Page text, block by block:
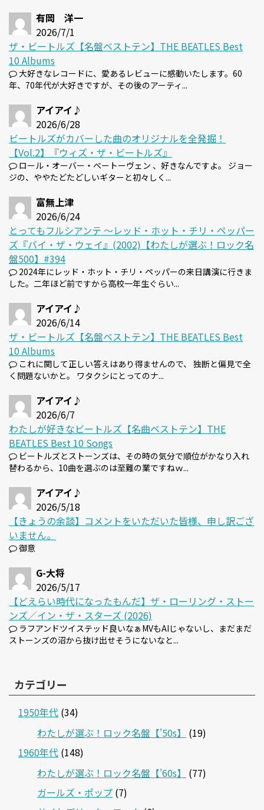
有岡 洋一
2026/7/1
ザ・ビートルズ【名盤ベストテン】THE BEATLES Best
10 Albums
大好きなレコードに、愛あるレビューに感動いたします。60
年、70年代が大好きですが、その後のアーティ...
アイアイ♪
2026/6/28
ビートルズがカバーした曲のオリジナルを全発掘！
【Vol.2】『ウィズ・ザ・ビートルズ』
ロール・オーバー・ベートーヴェン 、好きなんですよ。 ジョー
ジの、ややたどたどしいギターと初々しく...
富無上津
2026/6/24
とってもフルシアンテ 〜レッド・ホット・チリ・ペッパー
ズ『バイ・ザ・ウェイ』(2002)【わたしが選ぶ！ロック名
盤500】#394
2024年にレッド・ホット・チリ・ペッパーの来日講演に行きま
した。二年ほど前ですから高校一年生ぐらい...
アイアイ♪
2026/6/14
ザ・ビートルズ【名盤ベストテン】THE BEATLES Best
10 Albums
これに関して正しい答えはあり得ませんので、 独断と偏見で全
く問題ないかと。 ワタクシにとってのナ...
アイアイ♪
2026/6/7
わたしが好きなビートルズ【名曲ベストテン】THE
BEATLES Best 10 Songs
ビートルズとストーンズは、その時の気分で順位がかなり入れ
替わるから、10曲を選ぶのは至難の業ですねｗ...
アイアイ♪
2026/5/18
【きょうの余談】コメントをいただいた皆様、申し訳ござ
いません。
御意
G-大将
2026/5/17
【どえらい時代になったもんだ】ザ・ローリング・ストー
ンズ／イン・ザ・スターズ (2026)
ラフアンドツイステッド良いなぁMVもAIじゃないし、まだまだ
ストーンズの沼から抜け出せそうにないなと...
カテゴリー
1950年代 (34)
わたしが選ぶ！ロック名盤【'50s】
(19)
1960年代 (148)
わたしが選ぶ！ロック名盤【'60s】
(77)
ガールズ・ポップ (7)